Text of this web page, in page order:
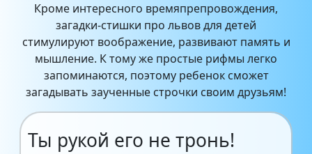
Кроме интересного времяпрепровождения,
загадки-стишки про львов для детей
стимулируют воображение, развивают память и
мышление. К тому же простые рифмы легко
запоминаются, поэтому ребенок сможет
загадывать заученные строчки своим друзьям!
Ты рукой его не тронь!